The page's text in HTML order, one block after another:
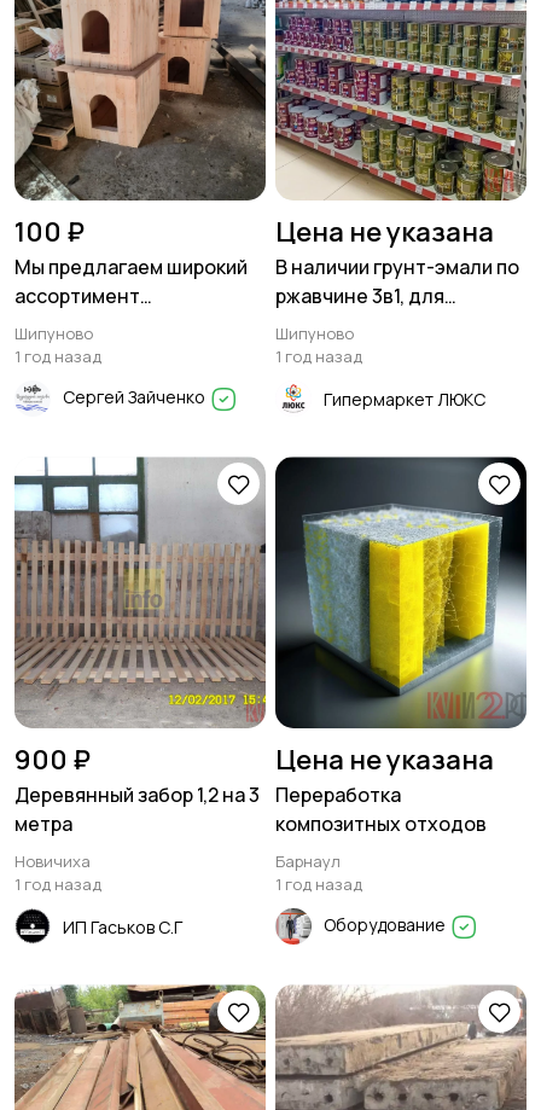
100 ₽
Мы предлагаем широкий
ассортимент
пиломатериалов
Шипуново
1 год назад
Сергей Зайченко
Цена не указана
В наличии грунт-эмали по
ржавчине 3в1, для
металла, термостойкие.
Шипуново
1 год назад
Гипермаркет ЛЮКС
900 ₽
Деревянный забор 1,2 на 3
метра
Новичиха
1 год назад
ИП Гаськов С.Г
Цена не указана
Переработка
композитных отходов
Барнаул
1 год назад
Оборудование